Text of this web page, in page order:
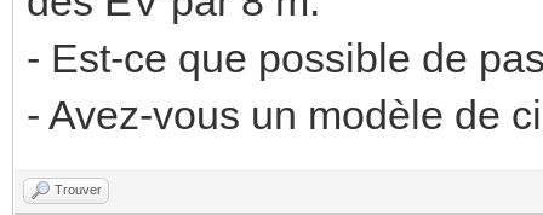
- Est-ce que possible de
- Avez-vous un modèle de
Trouver